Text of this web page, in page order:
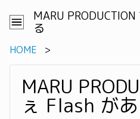
MARU
る
HOME
MARU
ぇ Flash が